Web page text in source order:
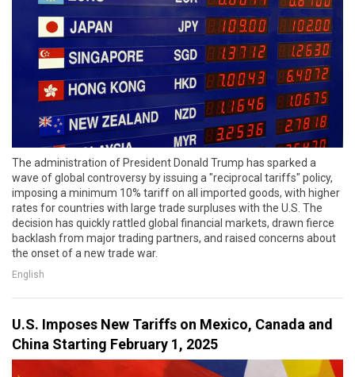
The administration of President Donald Trump has sparked a
wave of global controversy by issuing a "reciprocal tariffs" policy,
imposing a minimum 10% tariff on all imported goods, with higher
rates for countries with large trade surpluses with the U.S. The
decision has quickly rattled global financial markets, drawn fierce
backlash from major trading partners, and raised concerns about
the onset of a new trade war.
English
U.S. Imposes New Tariffs on Mexico, Canada and
China Starting February 1, 2025